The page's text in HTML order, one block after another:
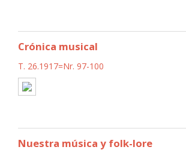
Crónica musical
T. 26.1917=Nr. 97-100
Nuestra música y folk-lore